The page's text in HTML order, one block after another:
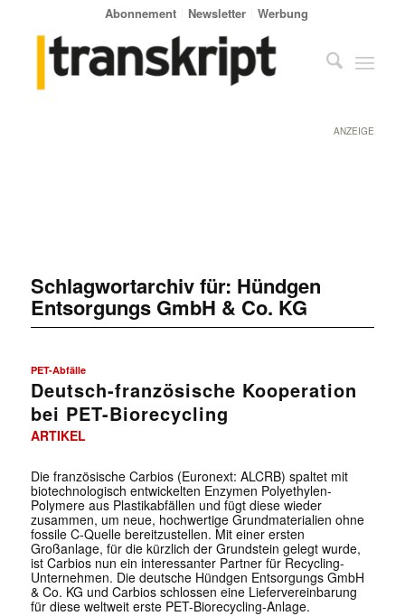
Abonnement Newsletter Werbung
ANZEIGE
Schlagwortarchiv für: Hündgen
Entsorgungs GmbH & Co. KG
PET-Abfälle
Deutsch-französische Kooperation
bei PET-Biorecycling
ARTIKEL
Die französische Carbios (Euronext: ALCRB) spaltet mit
biotechnologisch entwickelten Enzymen Polyethylen-
Polymere aus Plastikabfällen und fügt diese wieder
zusammen, um neue, hochwertige Grundmaterialien ohne
fossile C-Quelle bereitzustellen. Mit einer ersten
Großanlage, für die kürzlich der Grundstein gelegt wurde,
ist Carbios nun ein interessanter Partner für Recycling-
Unternehmen. Die deutsche Hündgen Entsorgungs GmbH
& Co. KG und Carbios schlossen eine Liefervereinbarung
für diese weltweit erste PET-Biorecycling-Anlage.